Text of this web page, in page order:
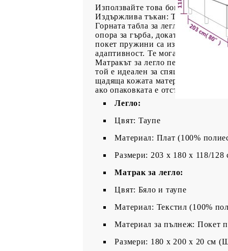
Използвайте това боксспринг
Издържлива тъкан: Тъканта се
Горната табла за легло се
опора за гърба, докато седите в
покет пружини са известни с
адаптивност. Те могат
Матракът за легло перфектно
той е идеален за спящи по гръб
щадяща кожата материя, което я
ако опаковката е отстранена или
Легло:
Цвят: Таупе
Материал: Плат (100%
Размери: 203 x 180 x 118/
Матрак за легло:
Цвят: Бяло и таупе
Материал: Текстил (100%
Материал за пълнеж: Покет
Размери: 180 x 200 x 20 см